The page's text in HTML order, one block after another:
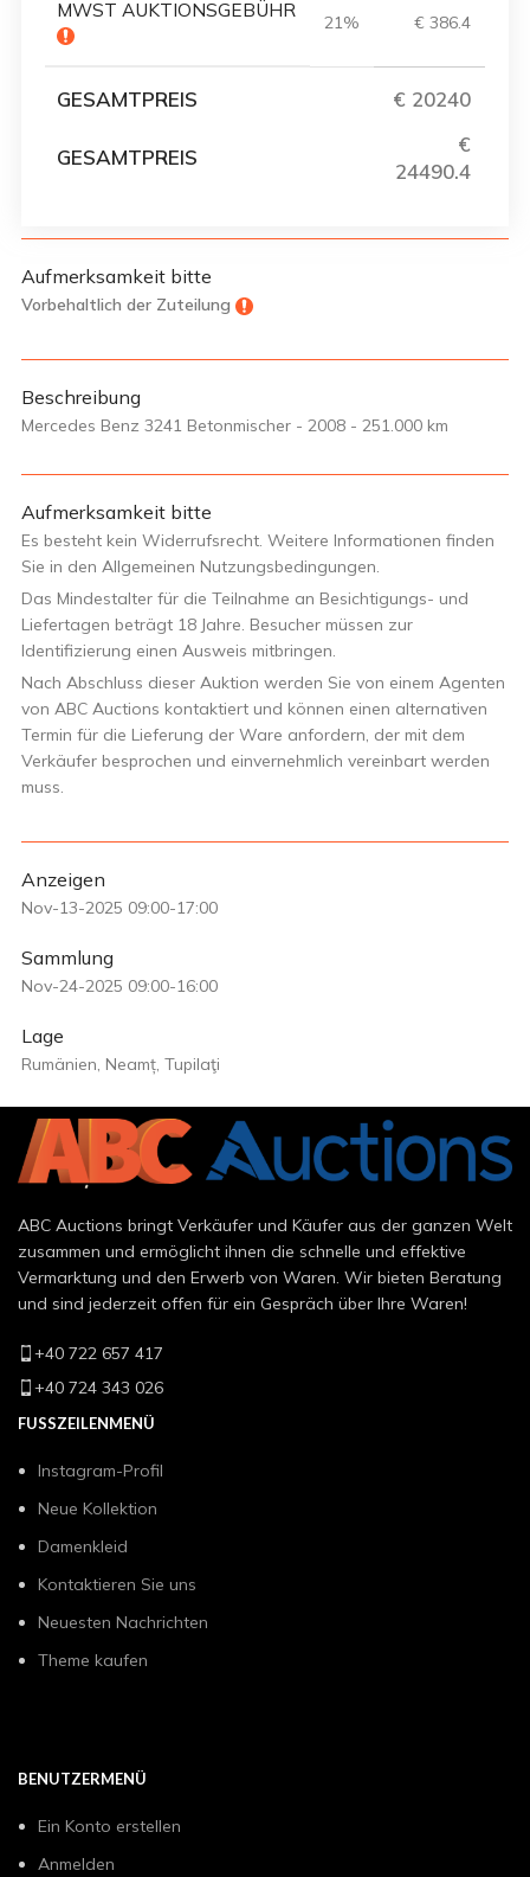
MWST AUKTIONSGEBÜHR
21% € 386.4
GESAMTPREIS € 20240
GESAMTPREIS
€
24490.4
Aufmerksamkeit bitte
Vorbehaltlich der Zuteilung
Beschreibung
Mercedes Benz 3241 Betonmischer - 2008 - 251.000 km
Aufmerksamkeit bitte
Es besteht kein Widerrufsrecht. Weitere Informationen finden
Sie in den Allgemeinen Nutzungsbedingungen.
Das Mindestalter für die Teilnahme an Besichtigungs- und
Liefertagen beträgt 18 Jahre. Besucher müssen zur
Identifizierung einen Ausweis mitbringen.
Nach Abschluss dieser Auktion werden Sie von einem Agenten
von ABC Auctions kontaktiert und können einen alternativen
Termin für die Lieferung der Ware anfordern, der mit dem
Verkäufer besprochen und einvernehmlich vereinbart werden
muss.
Anzeigen
Nov-13-2025 09:00-17:00
Sammlung
Nov-24-2025 09:00-16:00
Lage
Rumänien, Neamț, Tupilaţi
ABC Auctions bringt Verkäufer und Käufer aus der ganzen Welt
zusammen und ermöglicht ihnen die schnelle und effektive
Vermarktung und den Erwerb von Waren. Wir bieten Beratung
und sind jederzeit offen für ein Gespräch über Ihre Waren!
+40 722 657 417
+40 724 343 026
FUSSZEILENMENÜ
Instagram-Profil
Neue Kollektion
Damenkleid
Kontaktieren Sie uns
Neuesten Nachrichten
Theme kaufen
BENUTZERMENÜ
Ein Konto erstellen
Anmelden